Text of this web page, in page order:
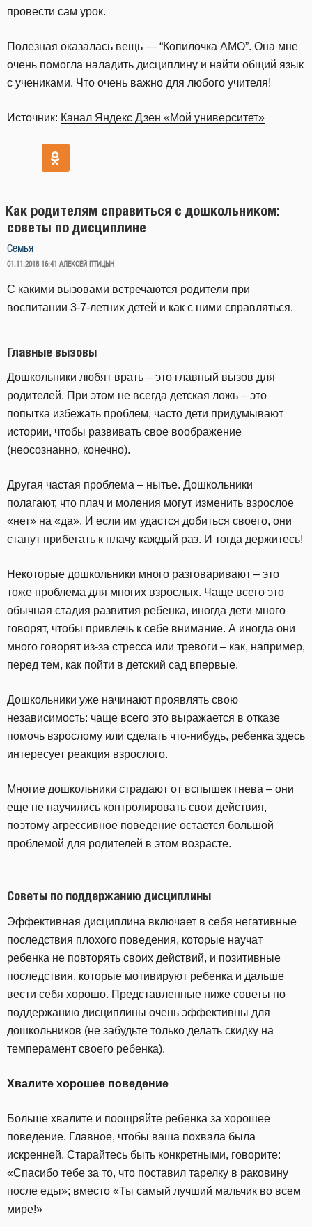
провести сам урок.
Полезная оказалась вещь — “Копилочка АМО”. Она мне
очень помогла наладить дисциплину и найти общий язык
с учениками. Что очень важно для любого учителя!
Источник: Канал Яндекс Дзен «Мой университет»
Как родителям справиться с дошкольником:
советы по дисциплине
Семья
ОПУБЛИКОВАНО
01.11.2018 16:41 АЛЕКСЕЙ ПТИЦЫН
С какими вызовами встречаются родители при
воспитании 3-7-летних детей и как с ними справляться.
Главные вызовы
Дошкольники любят врать – это главный вызов для
родителей. При этом не всегда детская ложь – это
попытка избежать проблем, часто дети придумывают
истории, чтобы развивать свое воображение
(неосознанно, конечно).
Другая частая проблема – нытье. Дошкольники
полагают, что плач и моления могут изменить взрослое
«нет» на «да». И если им удастся добиться своего, они
станут прибегать к плачу каждый раз. И тогда держитесь!
Некоторые дошкольники много разговаривают – это
тоже проблема для многих взрослых. Чаще всего это
обычная стадия развития ребенка, иногда дети много
говорят, чтобы привлечь к себе внимание. А иногда они
много говорят из-за стресса или тревоги – как, например,
перед тем, как пойти в детский сад впервые.
Дошкольники уже начинают проявлять свою
независимость: чаще всего это выражается в отказе
помочь взрослому или сделать что-нибудь, ребенка здесь
интересует реакция взрослого.
Многие дошкольники страдают от вспышек гнева – они
еще не научились контролировать свои действия,
поэтому агрессивное поведение остается большой
проблемой для родителей в этом возрасте.
Советы по поддержанию дисциплины
Эффективная дисциплина включает в себя негативные
последствия плохого поведения, которые научат
ребенка не повторять своих действий, и позитивные
последствия, которые мотивируют ребенка и дальше
вести себя хорошо. Представленные ниже советы по
поддержанию дисциплины очень эффективны для
дошкольников (не забудьте только делать скидку на
темперамент своего ребенка).
Хвалите хорошее поведение
Больше хвалите и поощряйте ребенка за хорошее
поведение. Главное, чтобы ваша похвала была
искренней. Старайтесь быть конкретными, говорите:
«Спасибо тебе за то, что поставил тарелку в раковину
после еды»; вместо «Ты самый лучший мальчик во всем
мире!»